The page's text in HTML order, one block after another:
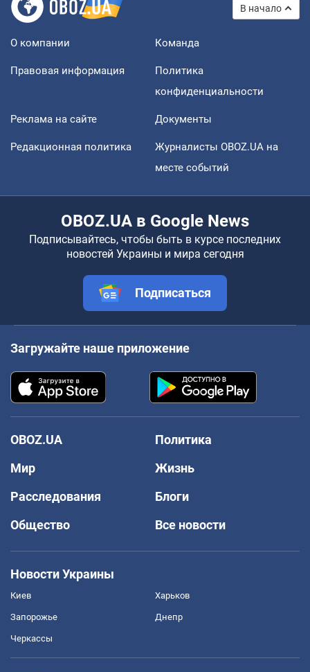
В начало
О компании Команда
Правовая информация
Политика
конфиденциальности
Реклама на сайте Документы
Редакционная политика
Журналисты OBOZ.UA на
месте событий
OBOZ.UA в Google News
Подписывайтесь, чтобы быть в курсе последних
новостей Украины и мира сегодня
Подписаться
Загружайте наше приложение
OBOZ.UA
Политика
Мир
Жизнь
Расследования
Блоги
Общество
Все новости
Новости Украины
Киев Харьков
Запорожье Днепр
Черкассы